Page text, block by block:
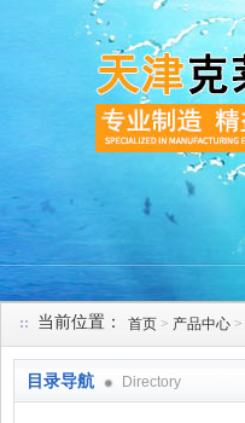
当前位置： 首页 > 产品中心 >
目录导航 Directory